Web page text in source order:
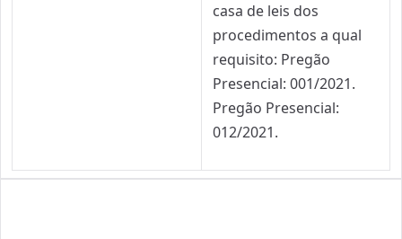
casa de leis dos
procedimentos a qual
requisito: Pregão
Presencial: 001/2021.
Pregão Presencial:
012/2021.